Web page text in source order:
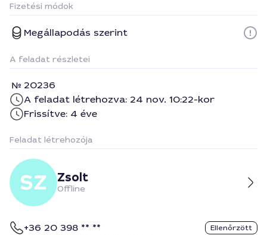
Fizetési módok
Megállapodás szerint
A feladat részletei
20236
A feladat létrehozva: 24 nov. 10:22-kor
Frissítve: 4 éve
Feladat létrehozója
Zsolt
Offline
+36 20 398 ** ** Ellenőrzött